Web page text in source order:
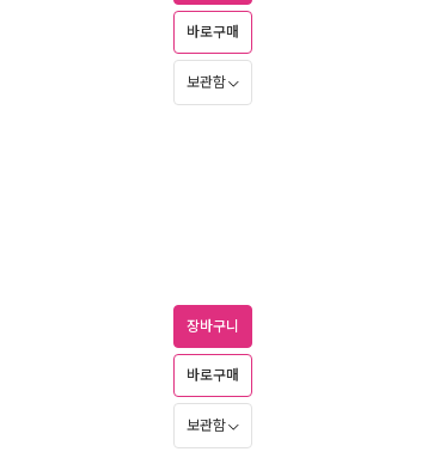
바로구매
보관함
장바구니
바로구매
보관함